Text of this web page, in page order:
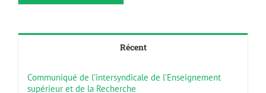
Récent
Communiqué de l’intersyndicale de l’Enseignement
supérieur et de la Recherche